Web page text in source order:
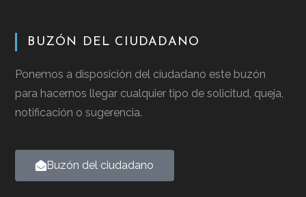
BUZÓN DEL CIUDADANO
Ponemos a disposición del ciudadano este buzón
para hacernos llegar cualquier tipo de solicitud, queja,
notificación o sugerencia.
Buzón del ciudadano